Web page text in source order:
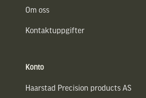
Om oss
Kontaktuppgifter
Konto
Haarstad Precision products AS